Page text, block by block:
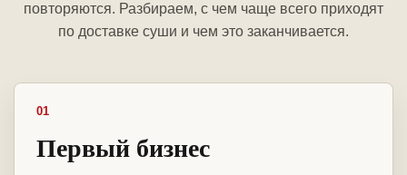
повторяются. Разбираем, с чем чаще всего приходят
по доставке суши и чем это заканчивается.
01
Первый бизнес